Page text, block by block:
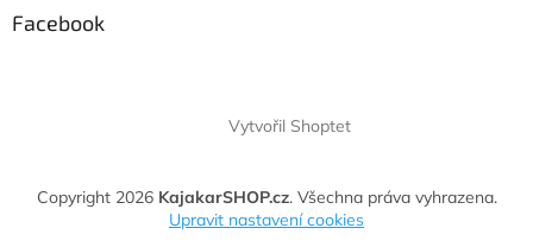
Facebook
Vytvořil Shoptet
Copyright 2026 KajakarSHOP.cz. Všechna práva vyhrazena.
Upravit nastavení cookies